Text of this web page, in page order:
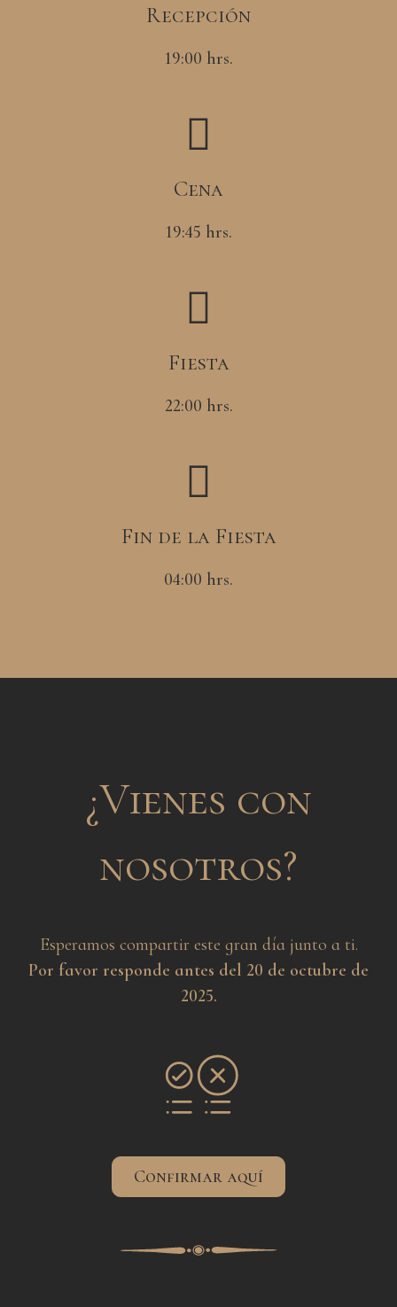
Recepción
19:00 hrs.
Cena
19:45 hrs.
Fiesta
22:00 hrs.
Fin de la Fiesta
04:00 hrs.
¿Vienes con
nosotros?
Esperamos compartir este gran día junto a ti.
Por favor responde antes del 20 de octubre de
2025.
Confirmar aquí